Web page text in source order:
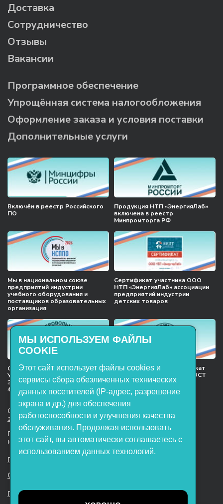
Доставка
Сотрудничество
Отзывы
Вакансии
Программное обеспечение
Упрощённая система налогообложения
Оформление заказа и условия поставки
Дополнительные услуги
Включён в реестр Российского
ПО
Продукция НТП «ЭнергияЛаб»
включена в реестр
Минпромторга РФ
Мы в национальном союзе
предприятий индустрии
учебного оборудования и
поставщиков образовательных
организация
Сертификат участника ООО
НТП «ЭнергияЛаб» ассоциации
предприятий индустрии
детских товаров
Сертификат соответствия
Учебное оборудование, марки
ЭнергияЛаб ТУ 32.99.53–001–
47627947–2021 Серийный выпуск
Международный сертификат
менеджмента качества ГОСТ
ISO 9001:2015
ООО НТП «ЭнергияЛаб». Все права
защищены.
Представленная на сайте информация
не является публичной офертой
Пользовательское соглашение
Согласие на обработку персональных данных
Политика обработки файлов cookie
МЫ ИСПОЛЬЗУЕМ ФАЙЛЫ
COOKIE
Этот сайт использует файлы cookies и
сервисы сбора обезличенных технических
данных посетителей (IP-адрес, разрешение
экрана и др.) для обеспечения
работоспособности и улучшения качества
обслуживания. Продолжая использовать
этот сайт, вы автоматически соглашаетесь с
использованием данных технологий.